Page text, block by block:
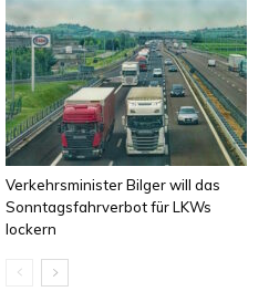
Verkehrsminister Bilger will das
Sonntagsfahrverbot für LKWs
lockern